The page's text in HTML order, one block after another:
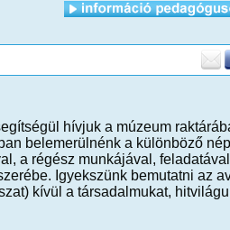
hívjuk a múzeum
belemerülnénk a különböző
a régész munkájával,
Igyekszünk bemutatni az
kívül a társadalmukat,